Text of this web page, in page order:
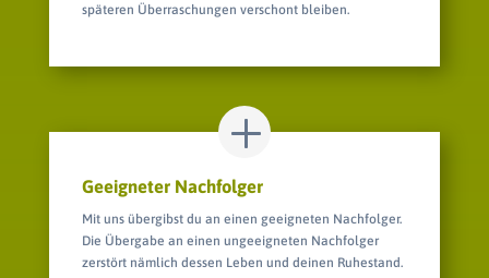
späteren Überraschungen verschont bleiben.
Geeigneter Nachfolger
Mit uns übergibst du an einen geeigneten Nachfolger.
Die Übergabe an einen ungeeigneten Nachfolger
zerstört nämlich dessen Leben und deinen Ruhestand.